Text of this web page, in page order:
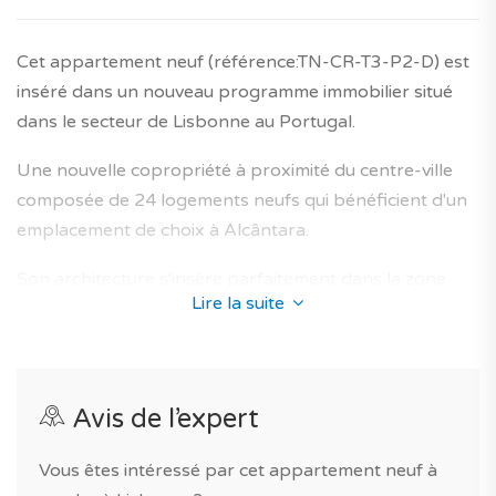
Le saviez-vous? TAGUS NOVO vous accompagne
gratuitement tout au long de vos projets immobiliers
*Les caractéristiques du bien sont données sous
réserve de confirmation. Les images/photos sont
Honoraires agence et garantie décennale du
Cet appartement neuf (référence:TN-CR-T3-P2-D) est
inséré dans un nouveau programme immobilier situé
dans le secteur de Lisbonne au Portugal.
Une nouvelle copropriété à proximité du centre-ville
composée de 24 logements neufs qui bénéficient d'un
emplacement de choix à Alcântara.
environnante et propose des appartements neufs
La résidence close et arborée vous assure des
Lire la suite
Avis de l’expert
Vous êtes intéressé par cet appartement neuf à